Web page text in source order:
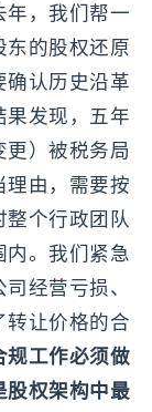
年，我们帮一
东的股权还原
确认历史沿革
果发现，五年
）被税务局
理由，需要按
个行政团队
。我们紧急
经营亏损、
转让价格的合
规工作必须做
股权架构中最